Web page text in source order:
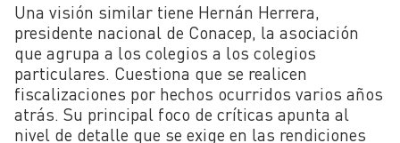
Una visión similar tiene Hernán Herrera,
presidente nacional de Conacep, la asociación
que agrupa a los colegios a los colegios
particulares. Cuestiona que se realicen
fiscalizaciones por hechos ocurridos varios años
atrás. Su principal foco de críticas apunta al
nivel de detalle que se exige en las rendiciones